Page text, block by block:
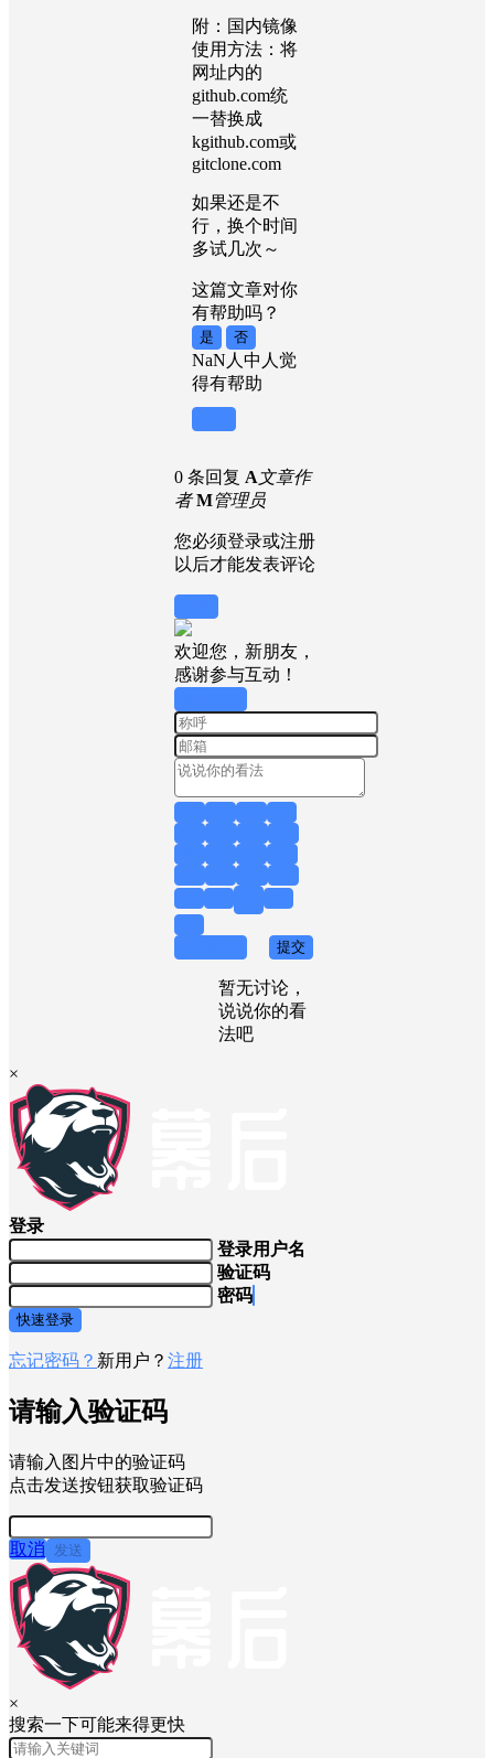
附：国内镜像
使用方法：将
网址内的
github.com统
一替换成
kgithub.com或
gitclone.com
如果还是不
行，换个时间
多试几次～
这篇文章对你
有帮助吗？
是 否
NaN 人中 人觉
得有帮助
0 条回复 A文章作
者 M管理员
您必须登录或注册
以后才能发表评论
欢迎您，新朋友，
感谢参与互动！
提交
暂无讨论，
说说你的看
法吧
×
登录
登录用户名
验证码
密码
快速登录
忘记密码？ 新用户？ 注册
请输入验证码
请输入图片中的验证码
点击发送按钮获取验证码
取消 发送
×
搜索一下可能来得更快